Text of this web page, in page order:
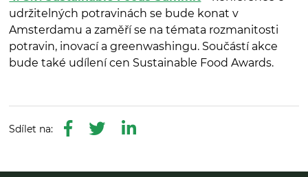
udržitelných potravinách se bude konat v
Amsterdamu a zaměří se na témata rozmanitosti
potravin, inovací a greenwashingu. Součástí akce
bude také udílení cen Sustainable Food Awards.